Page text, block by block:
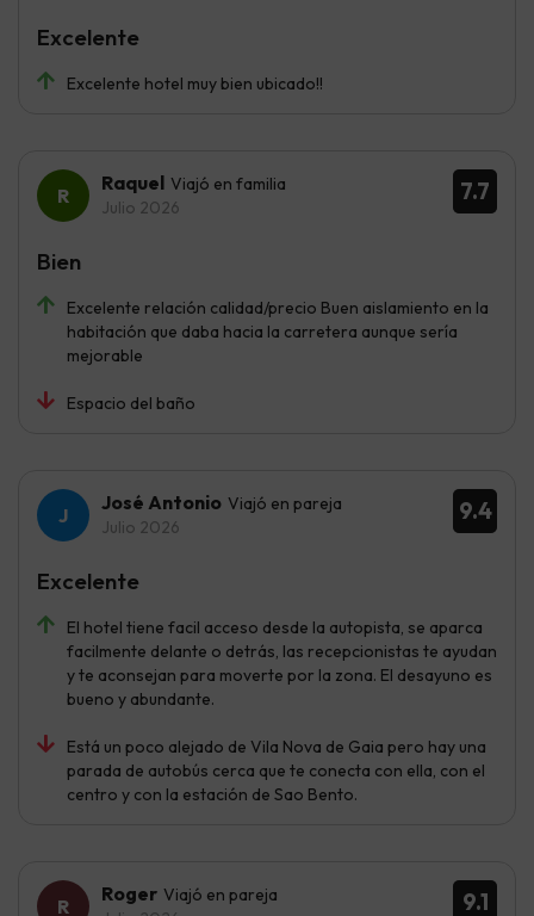
Excelente hotel muy bien ubicado!!
Excelente
7.7
Raquel Viajó en familia
Julio 2026
Excelente relación calidad/precio Buen aislamiento en la
habitación que daba hacia la carretera aunque sería
mejorable
Espacio del baño
Bien
9.4
José Antonio Viajó en pareja
Julio 2026
El hotel tiene facil acceso desde la autopista, se aparca
facilmente delante o detrás, las recepcionistas te ayudan
y te aconsejan para moverte por la zona. El desayuno es
bueno y abundante.
Está un poco alejado de Vila Nova de Gaia pero hay una
parada de autobús cerca que te conecta con ella, con el
centro y con la estación de Sao Bento.
Excelente
9.1
Roger Viajó en pareja